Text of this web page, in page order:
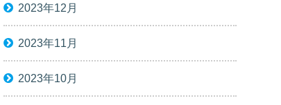
2023年12月
2023年11月
2023年10月